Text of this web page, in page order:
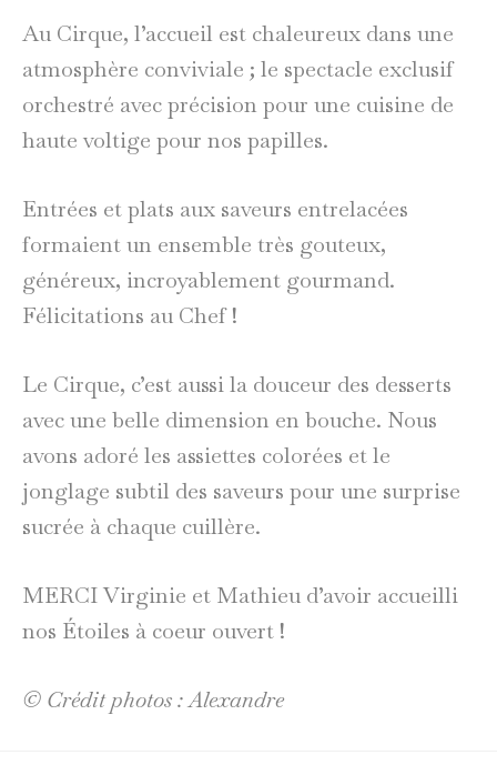
Au Cirque, l’accueil est chaleureux dans une
atmosphère conviviale ; le spectacle exclusif
orchestré avec précision pour une cuisine de
haute voltige pour nos papilles.
Entrées et plats aux saveurs entrelacées
formaient un ensemble très gouteux,
généreux, incroyablement gourmand.
Félicitations au Chef !
Le Cirque, c’est aussi la douceur des desserts
avec une belle dimension en bouche. Nous
avons adoré les assiettes colorées et le
jonglage subtil des saveurs pour une surprise
sucrée à chaque cuillère.
MERCI Virginie et Mathieu d’avoir accueilli
nos Étoiles à coeur ouvert !
© Crédit photos : Alexandre